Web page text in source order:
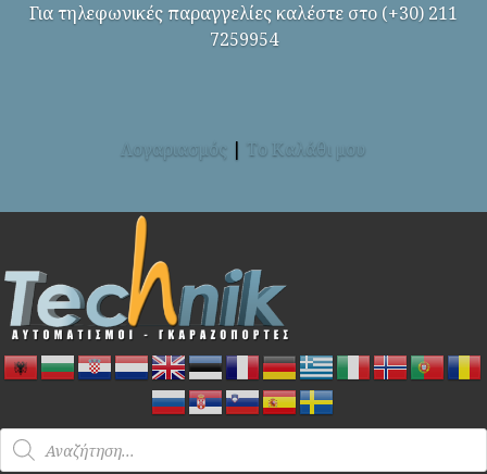
Για τηλεφωνικές παραγγελίες καλέστε στο (+30) 211
7259954
Λογαριασμός | Το Καλάθι μου
Products
search